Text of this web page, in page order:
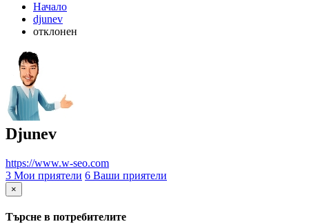
Начало
djunev
отклонен
Djunev
https://www.w-seo.com
3 Мои приятели 6 Ваши приятели
×
Търсне в потребителите